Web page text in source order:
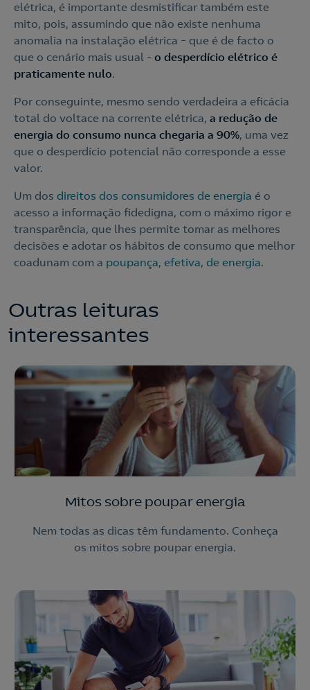
Contacte-nos
Nós ligamos!
Ao preencher este formulário, entraremos em contacto
consigo para lhe fazer chegar a nossa oferta de
Eletricidade e Gás.
Aceite aPolítica de Privacidade
Nós ligamos!
o
Contacte-nos
elétrica, é importante desmistificar também este
mito, pois, assumindo que não existe nenhuma
anomalia na instalação elétrica – que é de facto o
que o cenário mais usual - o desperdício elétrico é
praticamente nulo.
Por conseguinte, mesmo sendo verdadeira a eficácia
total do voltace na corrente elétrica, a redução de
energia do consumo nunca chegaria a 90%, uma vez
que o desperdício potencial não corresponde a esse
valor.
Um dos direitos dos consumidores de energia é o
acesso a informação fidedigna, com o máximo rigor e
transparência, que lhes permite tomar as melhores
decisões e adotar os hábitos de consumo que melhor
coadunam com a poupança, efetiva, de energia.
Outras leituras
interessantes
Mitos sobre poupar energia
Nem todas as dicas têm fundamento. Conheça
os mitos sobre poupar energia.